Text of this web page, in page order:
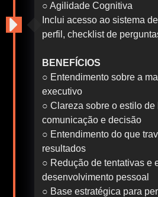
○ Agilidade Cognitiva
Inclui acesso ao sistema
perfil, checklist de
BENEFÍCIOS
○ Entendimento sobre a
executivo
○ Clareza sobre o estilo de
comunicação e decisão
○ Entendimento do que
resultados
○ Redução de tentativas e
desenvolvimento pessoal
○ Base estratégica para